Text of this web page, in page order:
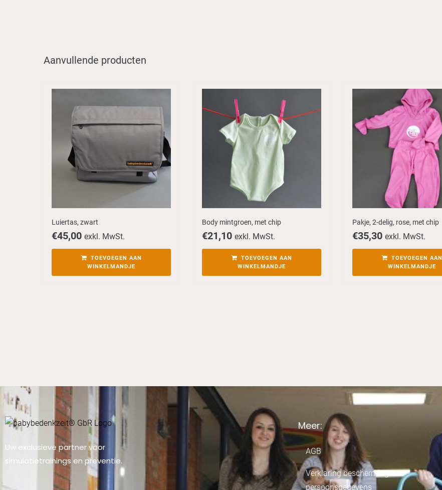
Aanvullende producten
Luiertas, zwart
€45,00 exkl. MwSt.
TOEVOEGEN AAN
WINKELMANDJE
Body mintgroen, met chip
€21,10 exkl. MwSt.
TOEVOEGEN AAN
WINKELMANDJE
Pakje, 2-delig, rose, met chip
€35,30 exkl. MwSt.
TOEVOEGEN AAN
WINKELMANDJE
Uw exclusieve partner voor
simulatietrainings en preventie.
Meer:
AGB
Verklaring bescherming
persoonsgegevens